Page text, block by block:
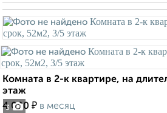
3
Комната в 2-к квартире, на
этаж
4 000 ₽ в месяц